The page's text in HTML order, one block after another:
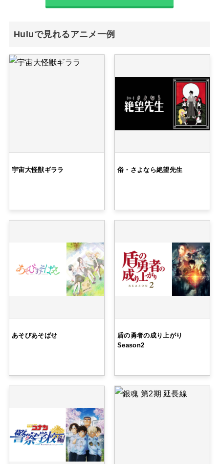
Huluで見れるアニメ一例
宇宙大怪獣ギララ 俗・さよなら絶望先生
あそびあそばせ
盾の勇者の成り上がり
Season2